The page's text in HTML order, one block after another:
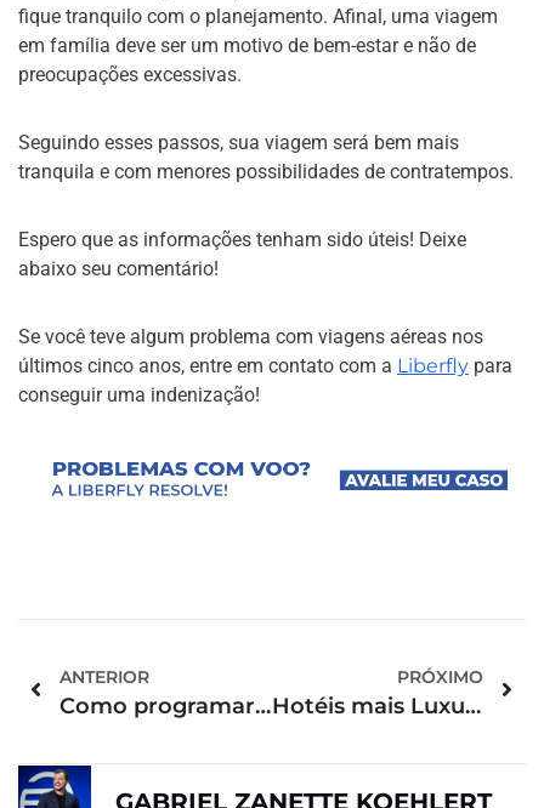
fique tranquilo com o planejamento. Afinal, uma viagem
em família deve ser um motivo de bem-estar e não de
preocupações excessivas.
Seguindo esses passos, sua viagem será bem mais
tranquila e com menores possibilidades de contratempos.
Espero que as informações tenham sido úteis! Deixe
abaixo seu comentário!
Se você teve algum problema com viagens aéreas nos
últimos cinco anos, entre em contato com a Liberfly para
conseguir uma indenização!
ANTERIOR
Como programar um roteiro de viagem?
PRÓXIMO
Hotéis mais Luxuosos do Brasil e Do Mundo [Lista Atualizada]